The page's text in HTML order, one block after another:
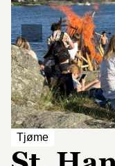
Tjøme